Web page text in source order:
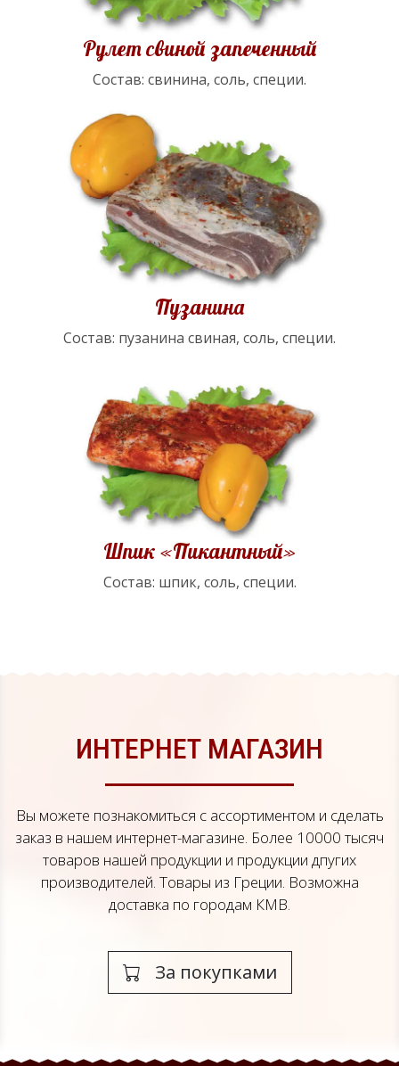
Рулет свиной запеченный
Состав: свинина, соль, специи.
Пузанина
Состав: пузанина свиная, соль, специи.
Шпик «Пикантный»
Состав: шпик, соль, специи.
ИНТЕРНЕТ МАГАЗИН
Вы можете познакомиться с ассортиментом и сделать
заказ в нашем интернет-магазине. Более 10000 тысяч
товаров нашей продукции и продукции дпугих
производителей. Товары из Греции. Возможна
доставка по городам КМВ.
За покупками